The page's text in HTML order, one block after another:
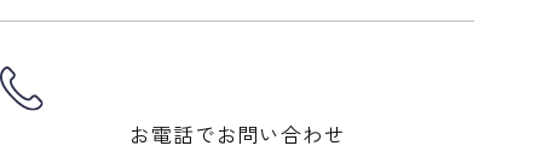
お電話でお問い合わせ